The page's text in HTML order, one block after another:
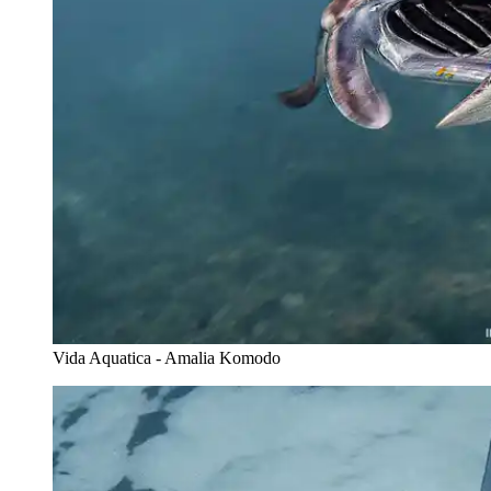
Vida Aquatica - Amalia Komodo